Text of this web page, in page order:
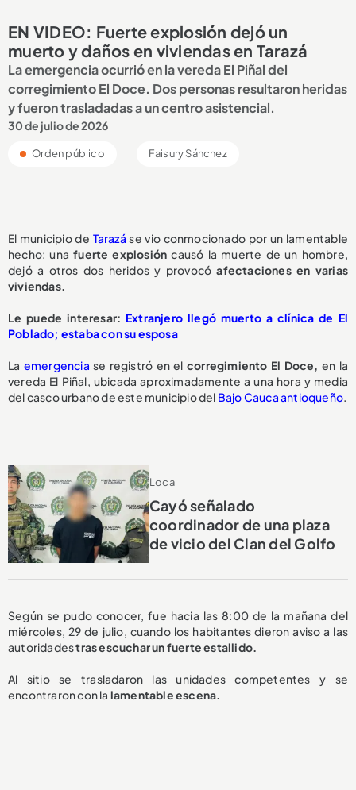
EN VIDEO: Fuerte explosión dejó un
muerto y daños en viviendas en Tarazá
La emergencia ocurrió en la vereda El Piñal del
corregimiento El Doce. Dos personas resultaron heridas
y fueron trasladadas a un centro asistencial.
30 de julio de 2026
Orden público Faisury Sánchez
El municipio de Tarazá se vio conmocionado por un lamentable
hecho: unafuerte explosión causó la muerte de un hombre,
dejó a otros dos heridos y provocóafectaciones en varias
viviendas.
Le puede interesar: Extranjero llegó muerto a clínica de El
Poblado; estaba con su esposa
La emergencia se registró en el corregimiento El Doce, en la
vereda El Piñal, ubicada aproximadamente a una hora y media
del casco urbano de este municipio del Bajo Cauca antioqueño.
Local
Cayó señalado
coordinador de una plaza
de vicio del Clan del Golfo
Según se pudo conocer, fue hacia las 8:00 de la mañana del
miércoles, 29 de julio, cuando los habitantes dieron aviso a las
autoridadestras escuchar un fuerte estallido.
Al sitio se trasladaron las unidades competentes y se
encontraron con la lamentableescena.